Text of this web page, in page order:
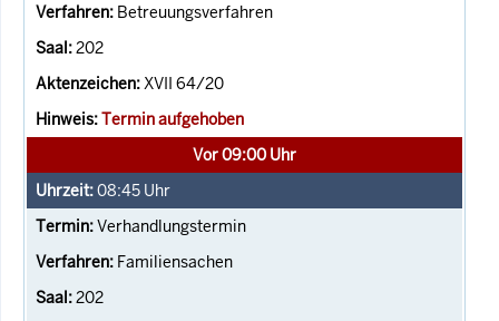
Betreuungsverfahren
202
XVII 64/20
Termin aufgehoben
Vor 09:00 Uhr
08:45 Uhr
Verhandlungstermin
Familiensachen
202